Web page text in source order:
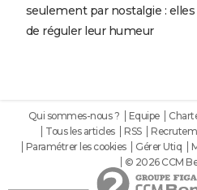
seulement par nostalgie :
de réguler leur humeur
Qui sommes-nous ? Equipe
Tous les articles
RSS
Paramétrer les cookies
Gérer Utiq
© 2026 CCM